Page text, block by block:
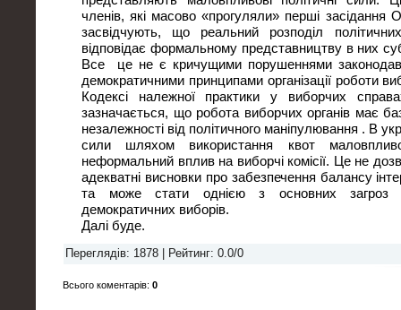
членів, які масово «прогуляли» перші засідання
засвідчують, що реальний розподіл
відповідає формальному представництву в них
Все це не є кричущими порушеннями
демократичними принципами організації роботи
Кодексі належної практики у виборчих
зазначається, що робота виборчих органів має
незалежності від політичного маніпулювання . В
сили шляхом використання квот
неформальний вплив на виборчі комісії. Це не
адекватні висновки про забезпечення балансу
та може стати однією з основних загроз
демократичних виборів.
Далі буде.
Переглядів: 1878 | Рейтинг: 0.0/0
Всього коментарів: 0